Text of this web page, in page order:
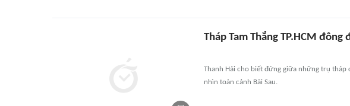
Tháp Tam Thắng TP.HCM
Thanh Hải cho biết đứng giữa những trụ tháp
nhìn toàn cảnh Bãi Sau.